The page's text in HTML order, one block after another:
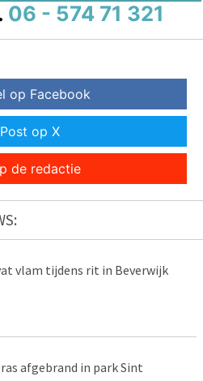
06 - 574 71 321
op Facebook
Post op X
de redactie
vlam tijdens rit in Beverwijk
afgebrand in park Sint